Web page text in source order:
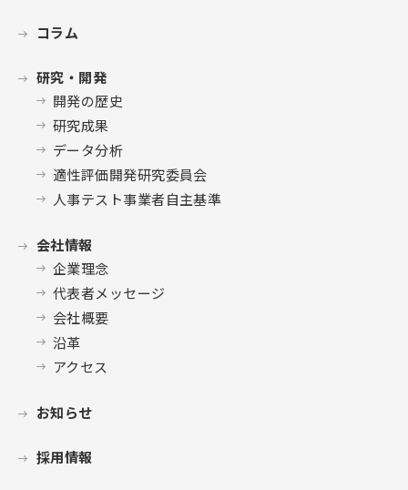
コラム
研究・開発
開発の歴史
研究成果
データ分析
適性評価開発研究委員会
人事テスト事業者自主基準
会社情報
企業理念
代表者メッセージ
会社概要
沿革
アクセス
お知らせ
採用情報